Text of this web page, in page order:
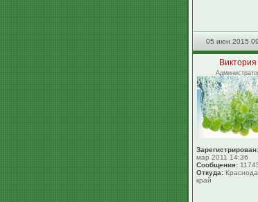
05 июн 2015
Виктория
Зарегистрирован:
мар 2011 14:36
Сообщения:
Откуда:
край